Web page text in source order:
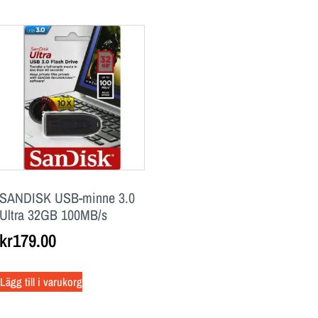
SANDISK USB-minne 3.0
Ultra 32GB 100MB/s
kr179.00
Lägg till i varukorg